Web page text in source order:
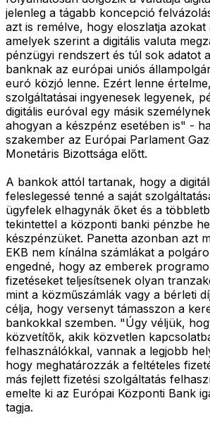
jelenleg a tágabb koncepció
azt is remélve, hogy eloszlatja azokat
amelyek szerint a digitális valuta
pénzügyi rendszert és túl sok adatot
banknak az európai uniós
euró közjó lenne. Ezért lenne
szolgáltatásai ingyenesek legyenek,
digitális euróval egy másik
ahogyan a készpénz esetében is" -
szakember az Európai Parlament
Monetáris Bizottsága előtt.
A bankok attól tartanak, hogy a
feleslegessé tenné a saját
ügyfelek elhagynák őket és a
tekintettel a központi banki pénzbe
készpénzüket. Panetta azonban azt
EKB nem kínálna számlákat a
engedné, hogy az emberek
fizetéseket teljesítsenek olyan
mint a közműszámlák vagy a bérleti
célja, hogy versenyt támasszon a
bankokkal szemben. "Úgy véljük,
közvetítők, akik közvetlen
felhasználókkal, vannak a legjobb
hogy meghatározzák a feltételes
más fejlett fizetési szolgáltatás
emelte ki az Európai Központi Bank
tagja.